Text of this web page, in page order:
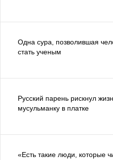
Одна сура, позволившая
стать ученым
Русский парень рискнул
мусульманку в платке
«Есть такие люди, которые